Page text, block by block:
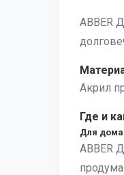
ABBER
Акрил
Где и
Для дома
ABBER